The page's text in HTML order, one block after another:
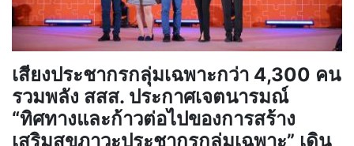
เสียงประชากรกลุ่มเฉพาะกว่า 4,300 คน
รวมพลัง สสส. ประกาศเจตนารมณ์
“ทิศทางและก้าวต่อไปของการสร้าง
เสริมสุขภาวะประชากรกลุ่มเฉพาะ” เดิน